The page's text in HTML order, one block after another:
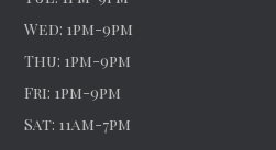
Wed: 1pm-9pm
Thu: 1pm-9pm
Fri: 1pm-9pm
Sat: 11am-7pm